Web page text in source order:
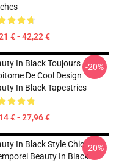
€ - 42,22 €
In Black Toujours
De Cool Design
In Black Tapestries
€ - 27,96 €
-20%
In Black Style Chic
Beauty In Black
-20%